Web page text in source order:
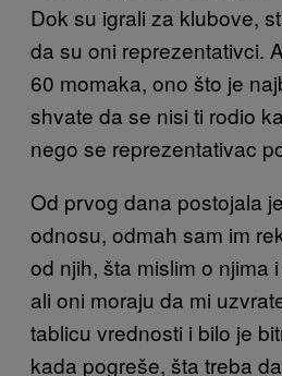
Dok su igrali za klubove,
da su oni reprezentativci.
60 momaka, ono što je
shvate da se nisi ti rodio
nego se reprezentativac
Od prvog dana postojala
odnosu, odmah sam im
od njih, šta mislim o njima
ali oni moraju da mi
tablicu vrednosti i bilo je
kada pogreše, šta treba